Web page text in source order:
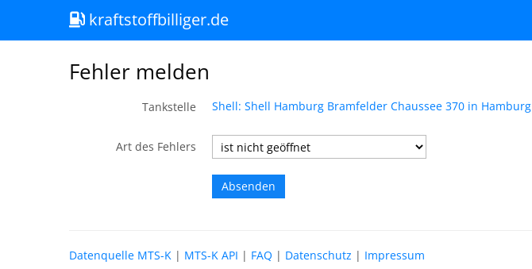
kraftstoffbilliger.de
Fehler melden
Tankstelle Shell: Shell Hamburg Bramfelder Chaussee 370 in Hamburg
Art des Fehlers
Datenquelle MTS-K | MTS-K API | FAQ | Datenschutz | Impressum